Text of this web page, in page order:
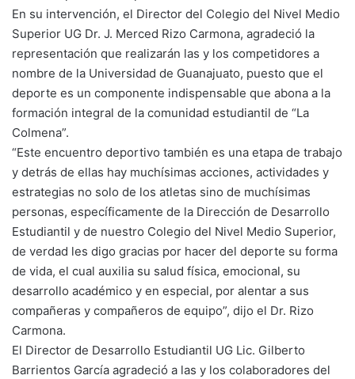
En su intervención, el Director del Colegio del Nivel Medio
Superior UG Dr. J. Merced Rizo Carmona, agradeció la
representación que realizarán las y los competidores a
nombre de la Universidad de Guanajuato, puesto que el
deporte es un componente indispensable que abona a la
formación integral de la comunidad estudiantil de “La
Colmena”.
“Este encuentro deportivo también es una etapa de trabajo
y detrás de ellas hay muchísimas acciones, actividades y
estrategias no solo de los atletas sino de muchísimas
personas, específicamente de la Dirección de Desarrollo
Estudiantil y de nuestro Colegio del Nivel Medio Superior,
de verdad les digo gracias por hacer del deporte su forma
de vida, el cual auxilia su salud física, emocional, su
desarrollo académico y en especial, por alentar a sus
compañeras y compañeros de equipo”, dijo el Dr. Rizo
Carmona.
El Director de Desarrollo Estudiantil UG Lic. Gilberto
Barrientos García agradeció a las y los colaboradores del